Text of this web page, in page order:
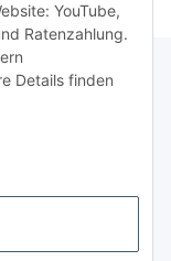
YouTube,
Ratenzahlung.
Details finden